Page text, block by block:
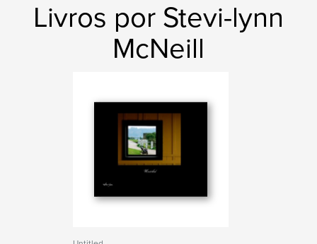
Livros por Stevi-lynn
McNeill